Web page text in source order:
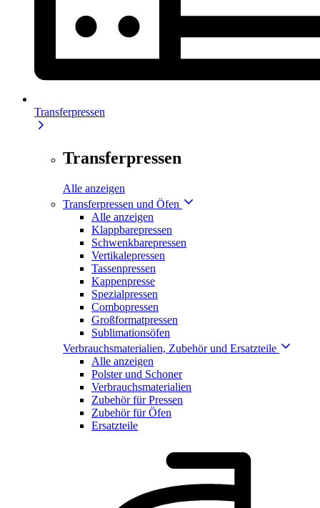
Transferpressen
Transferpressen
Alle anzeigen
Transferpressen und Öfen
Alle anzeigen
Klappbarepressen
Schwenkbarepressen
Vertikalepressen
Tassenpressen
Kappenpresse
Spezialpressen
Combopressen
Großformatpressen
Sublimationsöfen
Verbrauchsmaterialien, Zubehör und Ersatzteile
Alle anzeigen
Polster und Schoner
Verbrauchsmaterialien
Zubehör für Pressen
Zubehör für Öfen
Ersatzteile